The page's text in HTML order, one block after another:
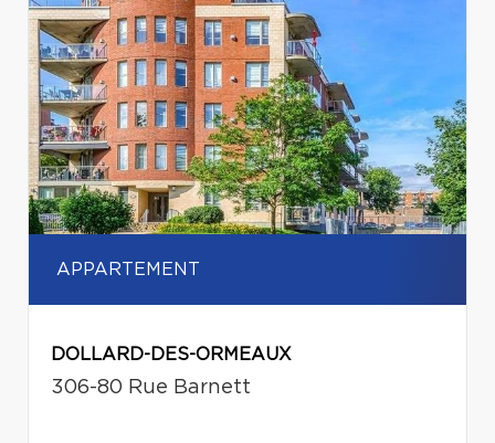
APPARTEMENT
DOLLARD-DES-ORMEAUX
306-80 Rue Barnett